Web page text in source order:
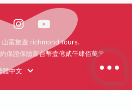
富旅遊 richmond tours.
保證保險新台幣壹億貳仟肆佰萬元
體中文